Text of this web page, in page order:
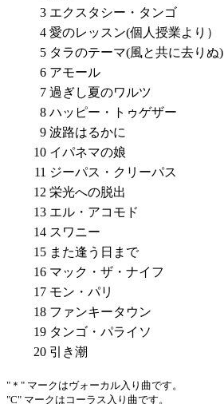
3 エクスタシー・タンゴ
4 愛のレッスン(個人授業より）
5 タラのテーマ(風と共に去りぬ)
6 アモール
7 過ぎし夏のワルツ
8 ハッピー・トゥゲザー
9 波路はるかに
10 イパネマの娘
11 ジーパス・クリーパス
12 栄光への脱出
13 エル・アコモド
14 スワニー
15 また逢う日まで
16 マック・ザ・ナイフ
17 モン・パリ
18 ファンキータウン
19 タンゴ・パライソ
20 引き潮
"＊" マークはヴォーカル入り曲です。
"C" マークはコーラス入り曲です。